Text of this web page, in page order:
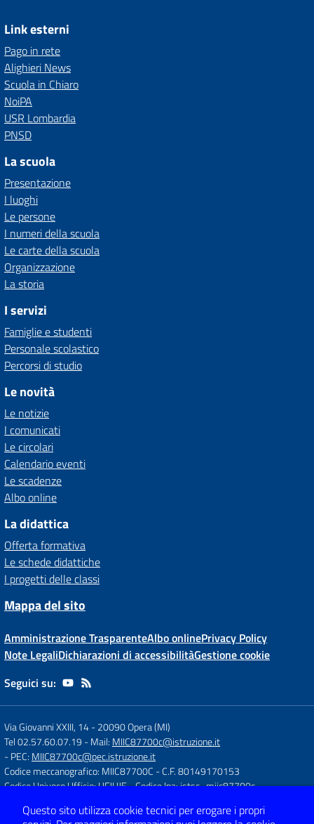
Link esterni
Pago in rete
Alighieri News
Scuola in Chiaro
NoiPA
USR Lombardia
PNSD
La scuola
Presentazione
I luoghi
Le persone
I numeri della scuola
Le carte della scuola
Organizzazione
La storia
I servizi
Famiglie e studenti
Personale scolastico
Percorsi di studio
Le novità
Le notizie
I comunicati
Le circolari
Calendario eventi
Le scadenze
Albo online
La didattica
Offerta formativa
Le schede didattiche
I progetti delle classi
Mappa del sito
Amministrazione TrasparenteAlbo onlinePrivacy Policy
Note LegaliDichiarazioni di accessibilitàGestione cookie
Seguici su:
Via Giovanni XXIII, 14-20090 Opera (MI)
Tel 02.57.60.07.19 - Mail: MIIC87700c@istruzione.it
- PEC: MIIC87700c@pec.istruzione.it
Codice meccanografico: MIIC87700C - C.F. 80149170153
Codice Univoco Ufficio: UFJUJE- Codice Ipa: istsc_miic87700c
Questo sito utilizza cookie tecnici per erogare i propri